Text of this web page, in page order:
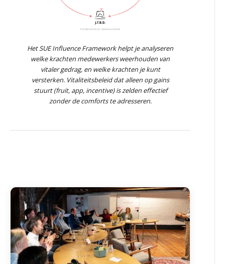
Het SUE Influence Framework helpt je analyseren
welke krachten medewerkers weerhouden van
vitaler gedrag, en welke krachten je kunt
versterken. Vitaliteitsbeleid dat alleen op gains
stuurt (fruit, app, incentive) is zelden effectief
zonder de comforts te adresseren.